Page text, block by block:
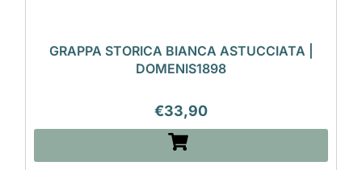
GRAPPA STORICA BIANCA ASTUCCIATA |
DOMENIS1898
€33,90